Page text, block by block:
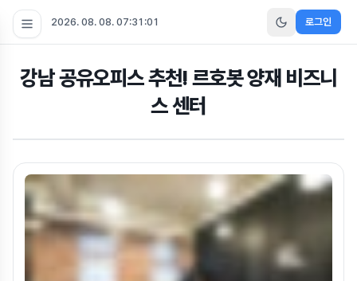
2026. 08. 08. 07:31:02 로그인
강남 공유오피스 추천! 르호봇 양재 비즈니
스 센터